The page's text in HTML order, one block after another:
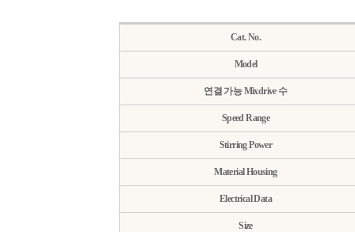
Cat. No.
Model
연결 가능 Mixdrive 수
Speed Range
Stirring Power
Material Housing
Electrical Data
Size